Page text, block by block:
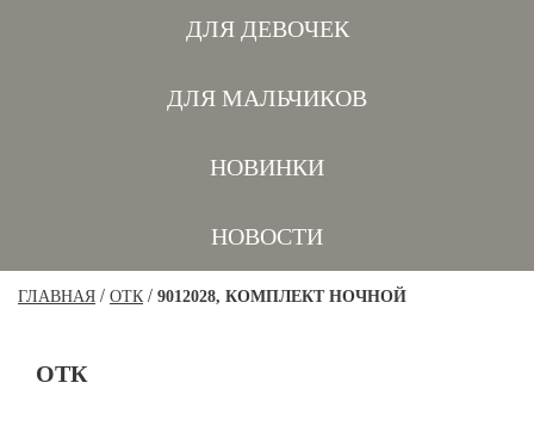
ДЛЯ ДЕВОЧЕК
ДЛЯ МАЛЬЧИКОВ
НОВИНКИ
НОВОСТИ
ГЛАВНАЯ / ОТК/ 9012028, КОМПЛЕКТ НОЧНОЙ
ОТК